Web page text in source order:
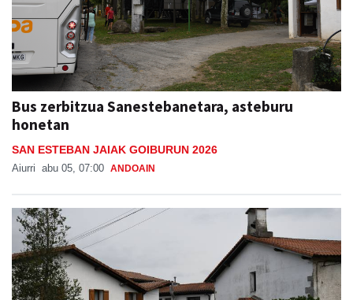
Bus zerbitzua Sanestebanetara, asteburu
honetan
SAN ESTEBAN JAIAK GOIBURUN 2026
Aiurri abu 05, 07:00 ANDOAIN